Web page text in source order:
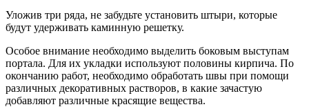
Уложив три ряда, не забудьте установить штыри, которые
будут удерживать каминную решетку.
Особое внимание необходимо выделить боковым выступам
портала. Для их укладки используют половины кирпича. По
окончанию работ, необходимо обработать швы при помощи
различных декоративных растворов, в какие зачастую
добавляют различные красящие вещества.